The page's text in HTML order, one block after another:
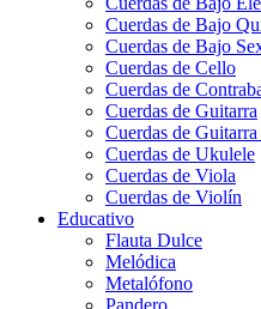
Cuerdas de Bajo
Cuerdas de Bajo
Cuerdas de Cello
Cuerdas de
Cuerdas de Guitarra
Cuerdas de
Cuerdas de Ukulele
Cuerdas de Viola
Cuerdas de Violín
Educativo
Flauta Dulce
Melódica
Metalófono
Pandero